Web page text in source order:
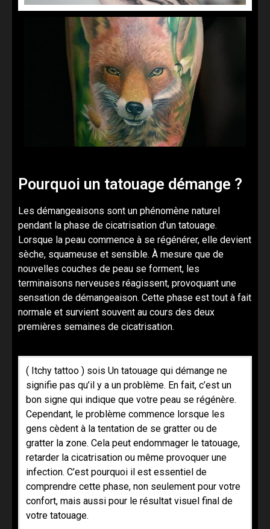
Pourquoi un tatouage démange ?
Les démangeaisons sont un phénomène naturel
pendant la phase de cicatrisation d’un tatouage.
Lorsque la peau commence à se régénérer, elle devient
sèche, squameuse et sensible. À mesure que de
nouvelles couches de peau se forment, les
terminaisons nerveuses réagissent, provoquant une
sensation de démangeaison. Cette phase est tout à fait
normale et survient souvent au cours des deux
premières semaines de cicatrisation.
( Itchy tattoo ) sois Un tatouage qui démange ne
signifie pas qu’il y a un problème. En fait, c’est un
bon signe qui indique que votre peau se régénère.
Cependant, le problème commence lorsque les
gens cèdent à la tentation de se gratter ou de
gratter la zone. Cela peut endommager le tatouage,
retarder la cicatrisation ou même provoquer une
infection. C’est pourquoi il est essentiel de
comprendre cette phase, non seulement pour votre
confort, mais aussi pour le résultat visuel final de
votre tatouage.